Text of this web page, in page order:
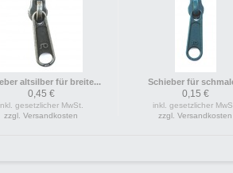
altsilber für breite...
0,45 €
inkl. gesetzlicher MwSt.
zzgl. Versandkosten
Schieber für
0,15 €
inkl. gesetzlicher
zzgl. Versandkosten